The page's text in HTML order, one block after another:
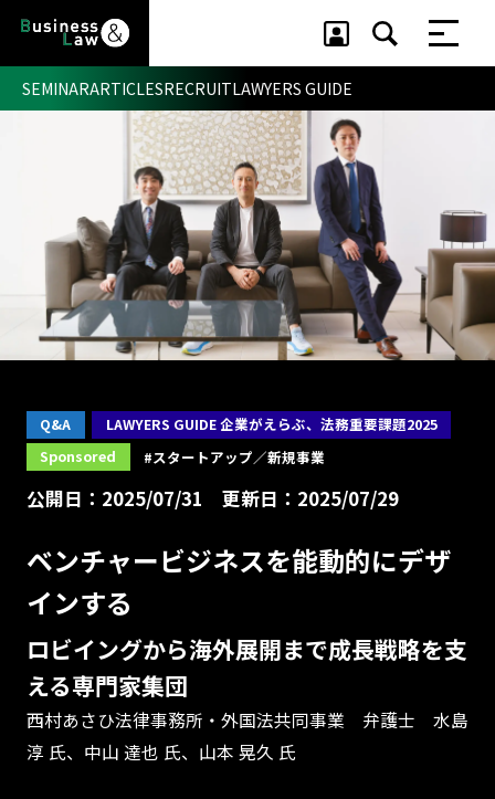
セミナー ・ 記事
セミナー
記事
リクルート
SEMINARARTICLESRECRUITLAWYERS GUIDE
Q&A
LAWYERS GUIDE 企業がえらぶ、法務重要課題2025
Sponsored
#スタートアップ／新規事業
公開日：2025/07/31 更新日：2025/07/29
ベンチャービジネスを能動的にデザ
インする
ロビイングから海外展開まで成長戦略を支
える専門家集団
西村あさひ法律事務所・外国法共同事業 弁護士 水島
淳 氏、中山 達也 氏、山本 晃久 氏